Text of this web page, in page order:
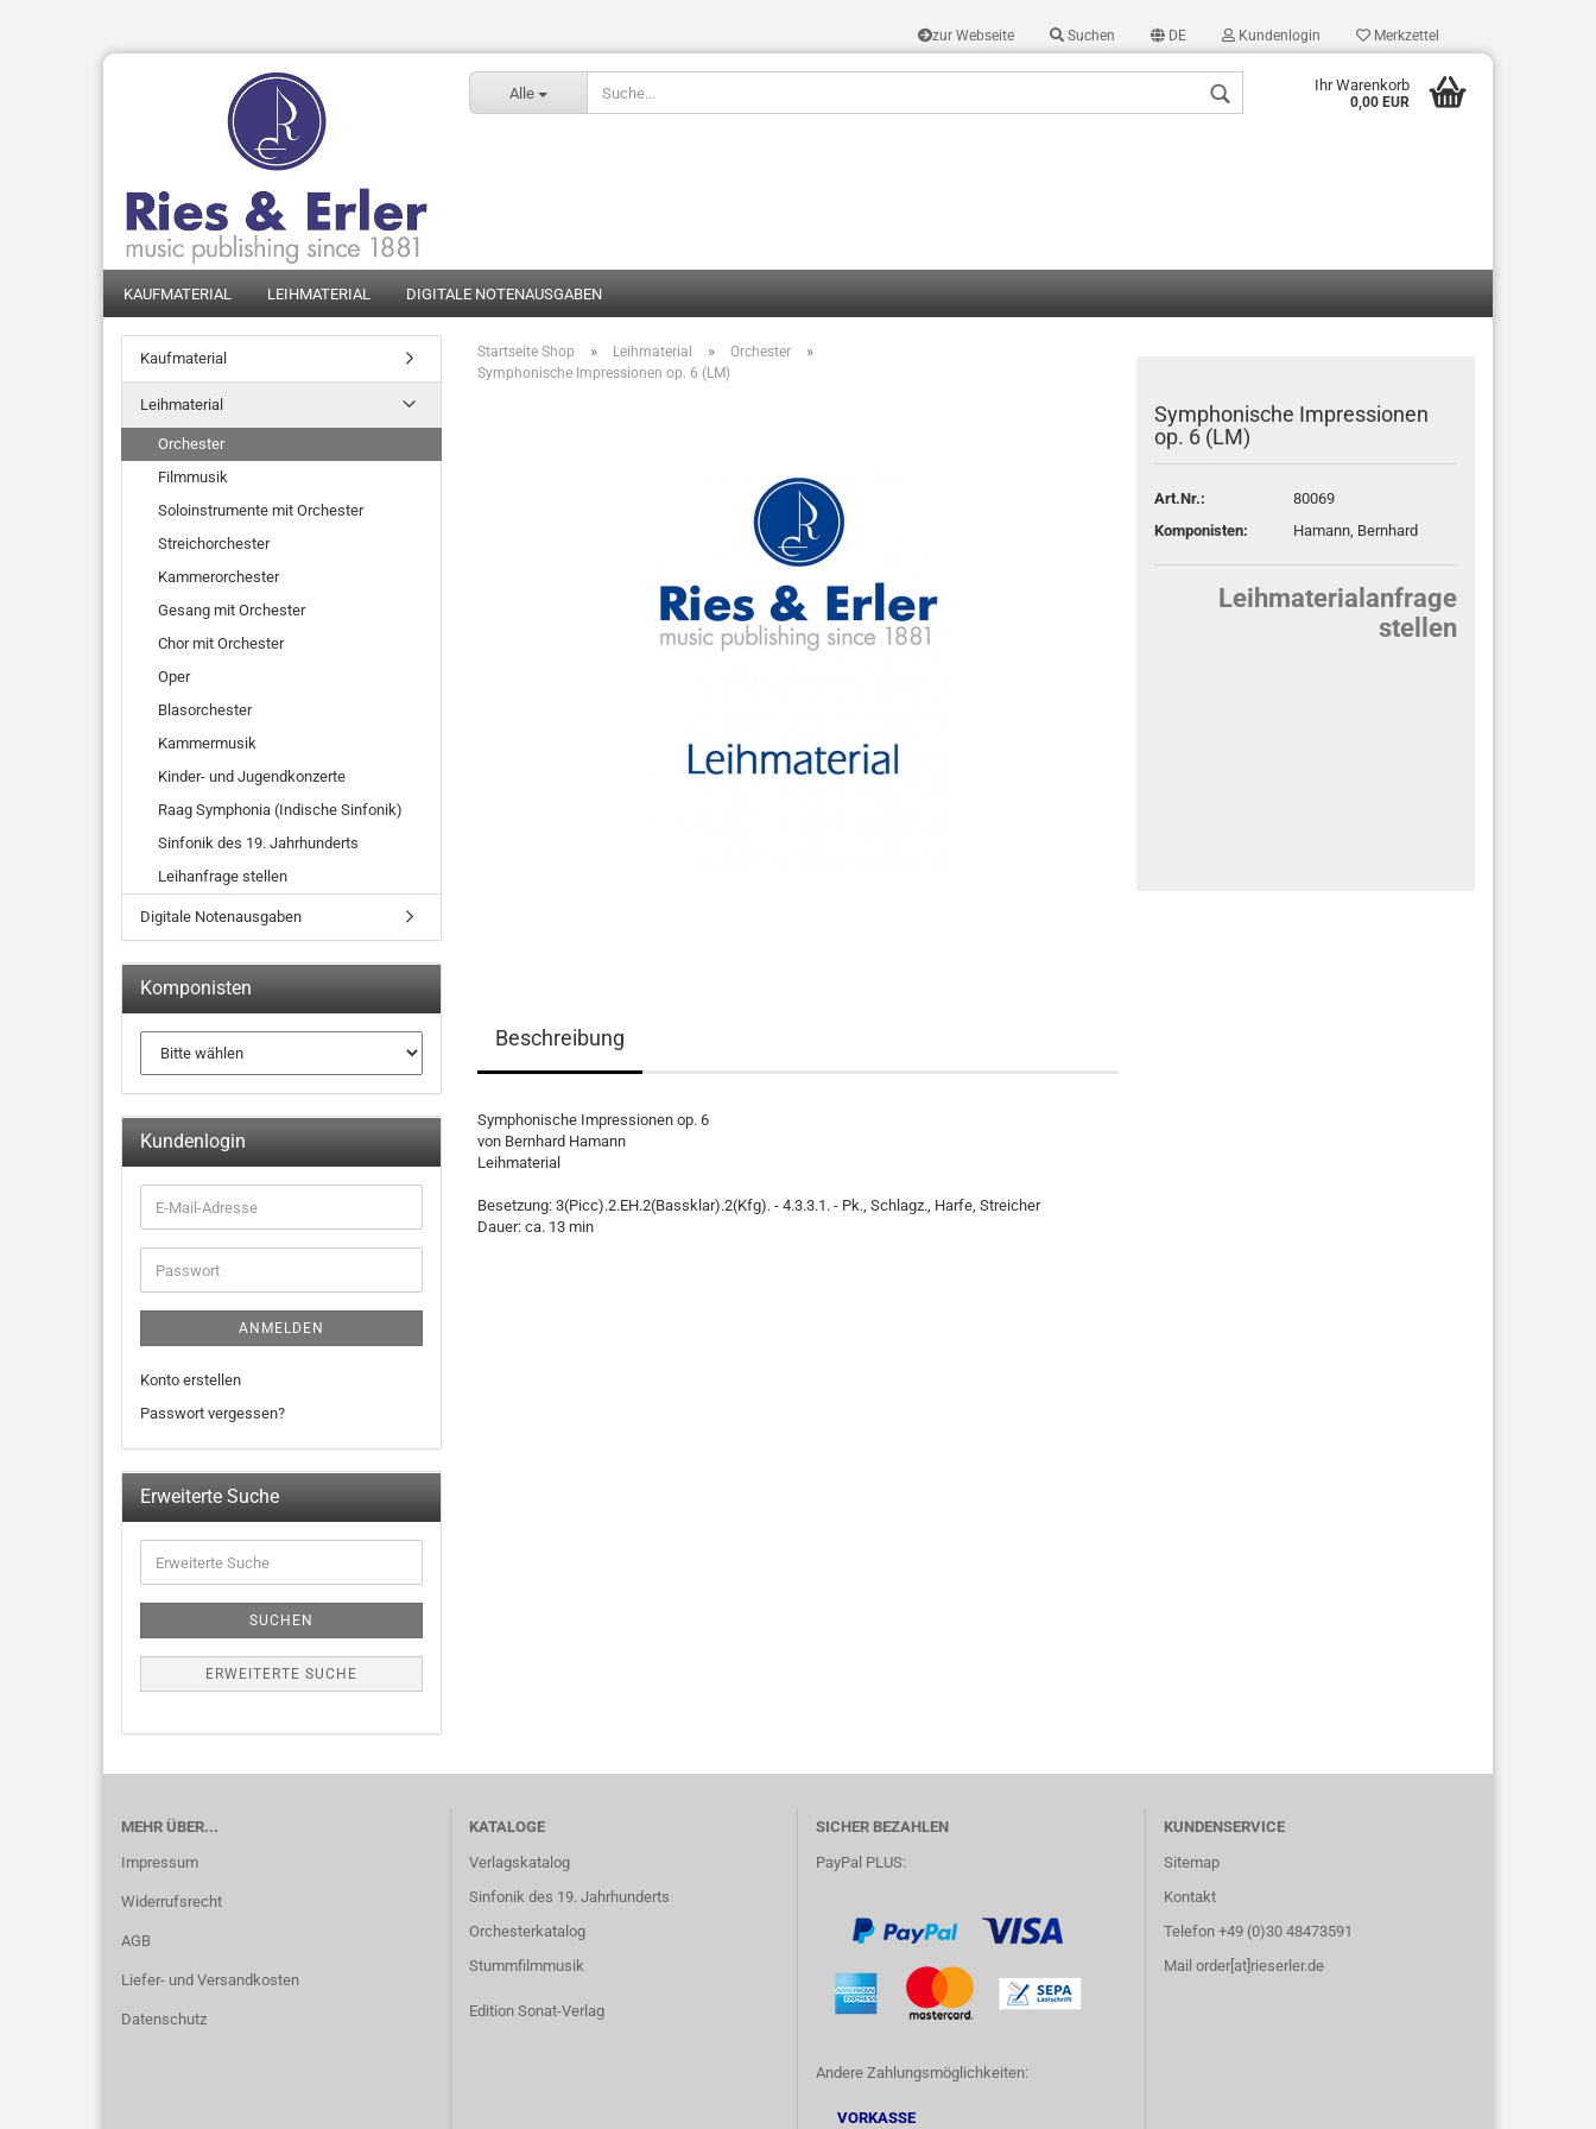
zur Webseite Suchen DE Kundenlogin Merkzettel
Alle Ihr Warenkorb
0,00 EUR
KAUFMATERIAL LEIHMATERIAL DIGITALE NOTENAUSGABEN
Startseite Shop » Leihmaterial » Orchester »
Symphonische Impressionen op. 6 (LM)
Symphonische Impressionen
op. 6 (LM)
Art.Nr.:
80069
Komponisten:
Hamann, Bernhard
Leihmaterialanfrage
stellen
Beschreibung
Symphonische Impressionen op. 6
von Bernhard Hamann
Leihmaterial
Besetzung: 3(Picc).2.EH.2(Bassklar).2(Kfg). - 4.3.3.1. - Pk., Schlagz., Harfe, Streicher
Dauer: ca. 13 min
Kaufmaterial
Leihmaterial
Orchester
Filmmusik
Soloinstrumente mit Orchester
Streichorchester
Kammerorchester
Gesang mit Orchester
Chor mit Orchester
Oper
Blasorchester
Kammermusik
Kinder- und Jugendkonzerte
Raag Symphonia (Indische Sinfonik)
Sinfonik des 19. Jahrhunderts
Leihanfrage stellen
Digitale Notenausgaben
Komponisten
Kundenlogin
ANMELDEN
Konto erstellen
Passwort vergessen?
Erweiterte Suche
SUCHEN
ERWEITERTE SUCHE
MEHR ÜBER...
Impressum
Widerrufsrecht
AGB
Liefer- und Versandkosten
Datenschutz
KATALOGE
Verlagskatalog
Sinfonik des 19. Jahrhunderts
Orchesterkatalog
Stummfilmmusik
Edition Sonat-Verlag
SICHER BEZAHLEN
PayPal PLUS:
Andere Zahlungsmöglichkeiten:
VORKASSE
KUNDENSERVICE
Sitemap
Kontakt
Telefon +49 (0)30 48473591
Mail order[at]rieserler.de